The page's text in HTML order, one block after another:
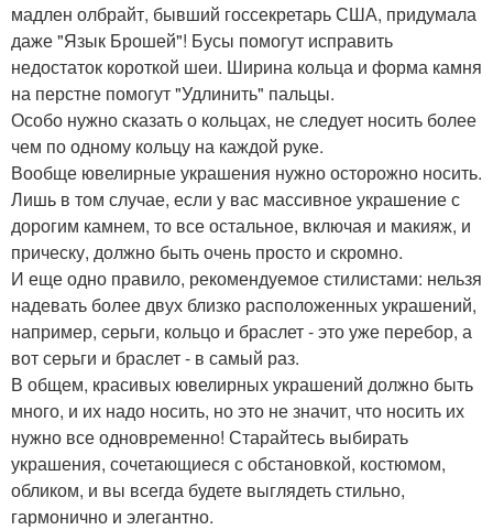
мадлен олбрайт, бывший госсекретарь США, придумала
даже "Язык Брошей"! Бусы помогут исправить
недостаток короткой шеи. Ширина кольца и форма камня
на перстне помогут "Удлинить" пальцы.
Особо нужно сказать о кольцах, не следует носить более
чем по одному кольцу на каждой руке.
Вообще ювелирные украшения нужно осторожно носить.
Лишь в том случае, если у вас массивное украшение с
дорогим камнем, то все остальное, включая и макияж, и
прическу, должно быть очень просто и скромно.
И еще одно правило, рекомендуемое стилистами: нельзя
надевать более двух близко расположенных украшений,
например, серьги, кольцо и браслет - это уже перебор, а
вот серьги и браслет - в самый раз.
В общем, красивых ювелирных украшений должно быть
много, и их надо носить, но это не значит, что носить их
нужно все одновременно! Старайтесь выбирать
украшения, сочетающиеся с обстановкой, костюмом,
обликом, и вы всегда будете выглядеть стильно,
гармонично и элегантно.